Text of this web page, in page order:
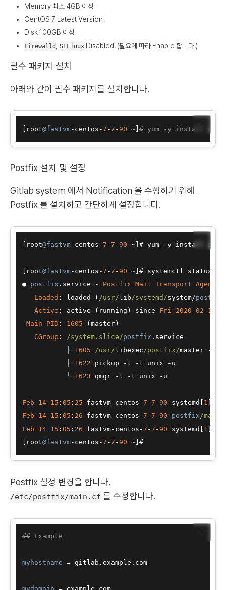
Memory 최소 4GB 이상
CentOS 7 Latest Version
Disk 100GB 이상
Firewalld SELinux Disabled. (필요에 따라 Enable 합니다.)
필수 패키지 설치
아래와 같이 필수 패키지를 설치합니다.
root@fastvm-centos-7 -7 -90 ~] # yum -y install
Postfix 설치 및 설정
Gitlab system 에서 Notification 을 수행하기 위해
Postfix 를 설치하고 간단하게 설정합니다.
[root@fastvm- centos -7 -7 -90 ~]# yum -y install
[root@fastvm- centos -7 -7 -90 ~]# systemctl status
●
postfix .service - Postfix Mail Transport Agent
Loaded : loaded ( /usr/ lib /systemd/system/postfix
Active : active (running) since Fri 2020 -02 - 14
Main
PID : 1605 (master)
CGroup : /system.slice/postfix .service
├─1605 /usr/ libexec /postfix/master -
├─1622 pickup - l -t unix - u
└─1623 qmgr - l -t unix - u
Feb 14 15 : 05 : 25 fastvm- centos -7 -7 -90 systemd[ 1
Feb
14 15 : 05 : 26 fastvm- centos -7 -7 -90 postfix /
Feb
14 15 : 05 : 26 fastvm- centos -7 -7 -90 systemd[ 1
[root@fastvm- centos -7 -7 -90 ~ ]#
📋
Postfix 설정 변경을 합니다.
/etc/postfix/main.cf 를 수정합니다.
## Example
myhostname = gitlab.example.com